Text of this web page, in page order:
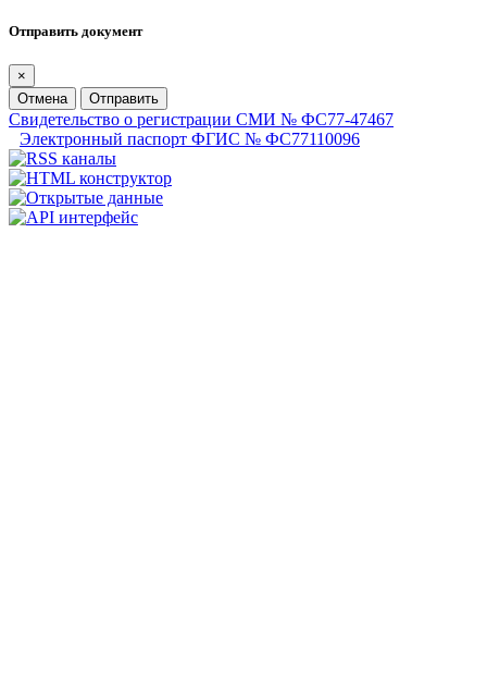
Отправить документ
×
Отмена
Отправить
Свидетельство о регистрации СМИ № ФС77-47467
Электронный паспорт ФГИС № ФС77110096